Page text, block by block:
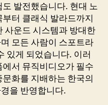
발전했습니다. 현대 노
터 클래식 발라드까지
사운드 시스템과 방대한
모든 사람이 스포트라
있게 되었습니다. 이러
서 뮤직비디오가 필수
화를 지배하는 한국의
을 반영합니다.